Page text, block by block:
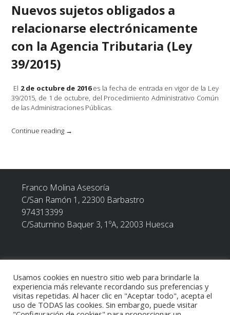
Nuevos sujetos obligados a
relacionarse electrónicamente
con la Agencia Tributaria (Ley
39/2015)
El 2 de octubre de 2016es la fecha de entrada en vigor de la Ley
39/2015, de 1 de octubre, del Procedimiento Administrativo Común
de las Administraciones Públicas.
Continue reading «Nuevos
relacionarse
con
la
(Ley
→
Franco Molina Asesoría
C/San Ramón 1, 22300 Barbastro
974313399
C/Saturnino Baquer 3, 1ºA, 22003 Huesca
POLÍTICA DE PRIVACIDAD
TEXTO LEGAL
Usamos cookies en nuestro sitio web para brindarle la
experiencia más relevante recordando sus preferencias y
visitas repetidas. Al hacer clic en "Aceptar todo", acepta el
uso de TODAS las cookies. Sin embargo, puede visitar